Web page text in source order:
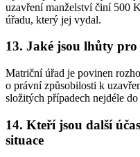
uzavření manželství činí 500
úřadu, který jej vydal.
13. Jaké jsou lhůty
Matriční úřad je povinen
o právní způsobilosti k
složitých případech nejdéle
14. Kteří jsou další
situace